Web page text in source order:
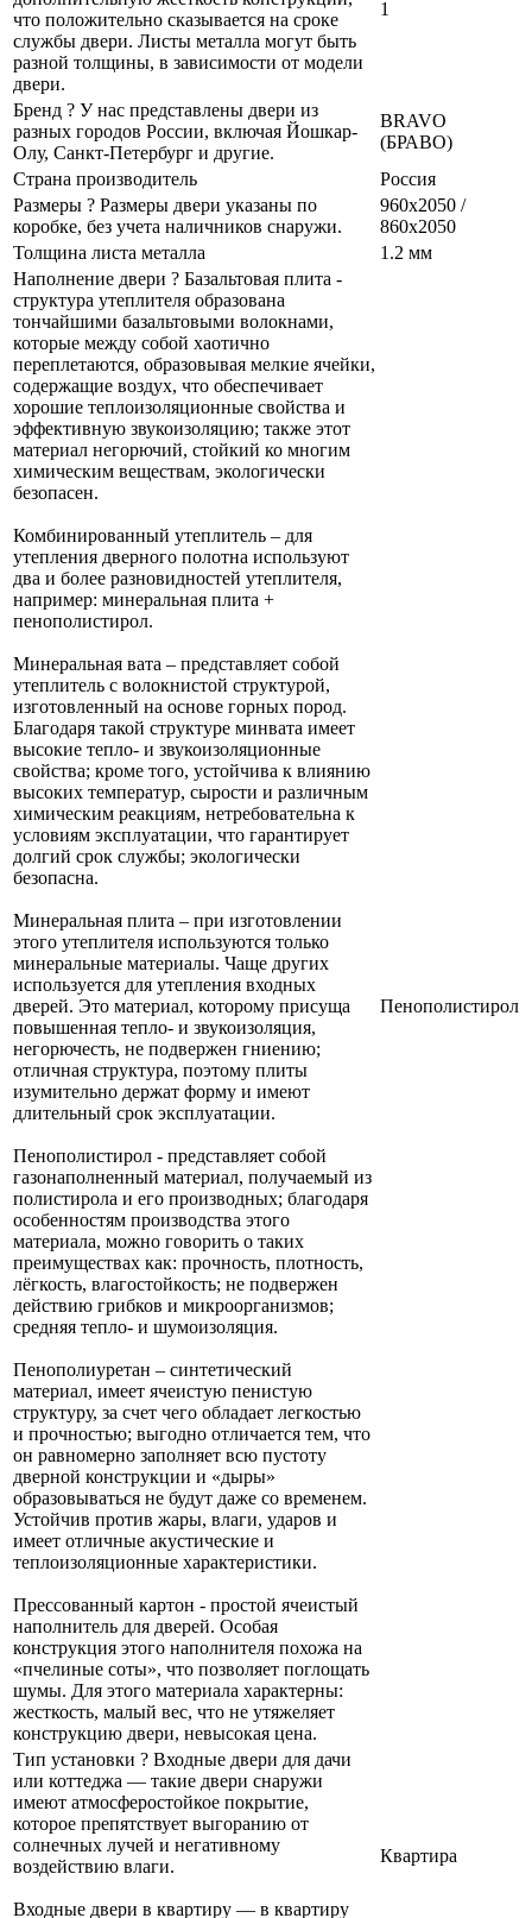
что положительно сказывается на сроке
службы двери. Листы металла могут быть
разной толщины, в зависимости от модели
двери.
1
Бренд ? У нас представлены двери из
разных городов России, включая Йошкар-
Олу, Санкт-Петербург и другие.
BRAVO
(БРАВО)
Страна производитель
Россия
Размеры ? Размеры двери указаны по
коробке, без учета наличников снаружи.
960x2050 /
860x2050
Толщина листа металла
1.2 мм
Наполнение двери ? Базальтовая плита -
структура утеплителя образована
тончайшими базальтовыми волокнами,
которые между собой хаотично
переплетаются, образовывая мелкие ячейки,
содержащие воздух, что обеспечивает
хорошие теплоизоляционные свойства и
эффективную звукоизоляцию; также этот
материал негорючий, стойкий ко многим
химическим веществам, экологически
безопасен.
Комбинированный утеплитель – для
утепления дверного полотна используют
два и более разновидностей утеплителя,
например: минеральная плита +
пенополистирол.
Минеральная вата – представляет собой
утеплитель с волокнистой структурой,
изготовленный на основе горных пород.
Благодаря такой структуре минвата имеет
высокие тепло- и звукоизоляционные
свойства; кроме того, устойчива к влиянию
высоких температур, сырости и различным
химическим реакциям, нетребовательна к
условиям эксплуатации, что гарантирует
долгий срок службы; экологически
безопасна.
Минеральная плита – при изготовлении
этого утеплителя используются только
минеральные материалы. Чаще других
используется для утепления входных
дверей. Это материал, которому присуща
повышенная тепло- и звукоизоляция,
негорючесть, не подвержен гниению;
отличная структура, поэтому плиты
изумительно держат форму и имеют
длительный срок эксплуатации.
Пенополистирол - представляет собой
газонаполненный материал, получаемый из
полистирола и его производных; благодаря
особенностям производства этого
материала, можно говорить о таких
преимуществах как: прочность, плотность,
лёгкость, влагостойкость; не подвержен
действию грибков и микроорганизмов;
средняя тепло- и шумоизоляция.
Пенополиуретан – синтетический
материал, имеет ячеистую пенистую
структуру, за счет чего обладает легкостью
и прочностью; выгодно отличается тем, что
он равномерно заполняет всю пустоту
дверной конструкции и «дыры»
образовываться не будут даже со временем.
Устойчив против жары, влаги, ударов и
имеет отличные акустические и
теплоизоляционные характеристики.
Прессованный картон - простой ячеистый
наполнитель для дверей. Особая
конструкция этого наполнителя похожа на
«пчелиные соты», что позволяет поглощать
шумы. Для этого материала характерны:
жесткость, малый вес, что не утяжеляет
конструкцию двери, невысокая цена.
Пенополистирол
Тип установки ? Входные двери для дачи
или коттеджа — такие двери снаружи
имеют атмосферостойкое покрытие,
которое препятствует выгоранию от
солнечных лучей и негативному
воздействию влаги.
Входные двери в квартиру — в квартиру
Квартира